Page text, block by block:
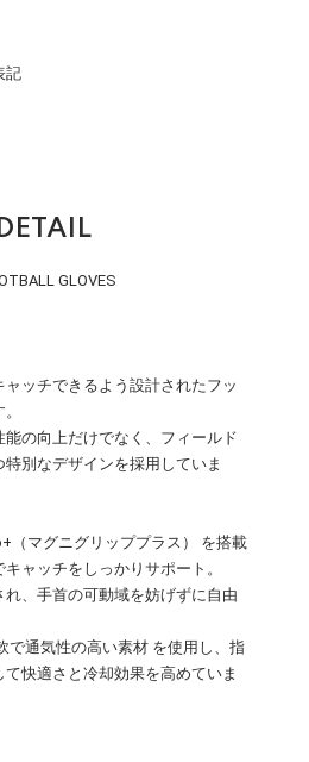
記
DETAIL
GLOVES
ッチできるよう設計されたフッ
能の向上だけでなく、フィールド
別なデザインを採用していま
（マグニグリッププラス） を搭載
ャッチをしっかりサポート。
、手首の可動域を妨げずに自由
で通気性の高い素材 を使用し、指
快適さと冷却効果を高めていま